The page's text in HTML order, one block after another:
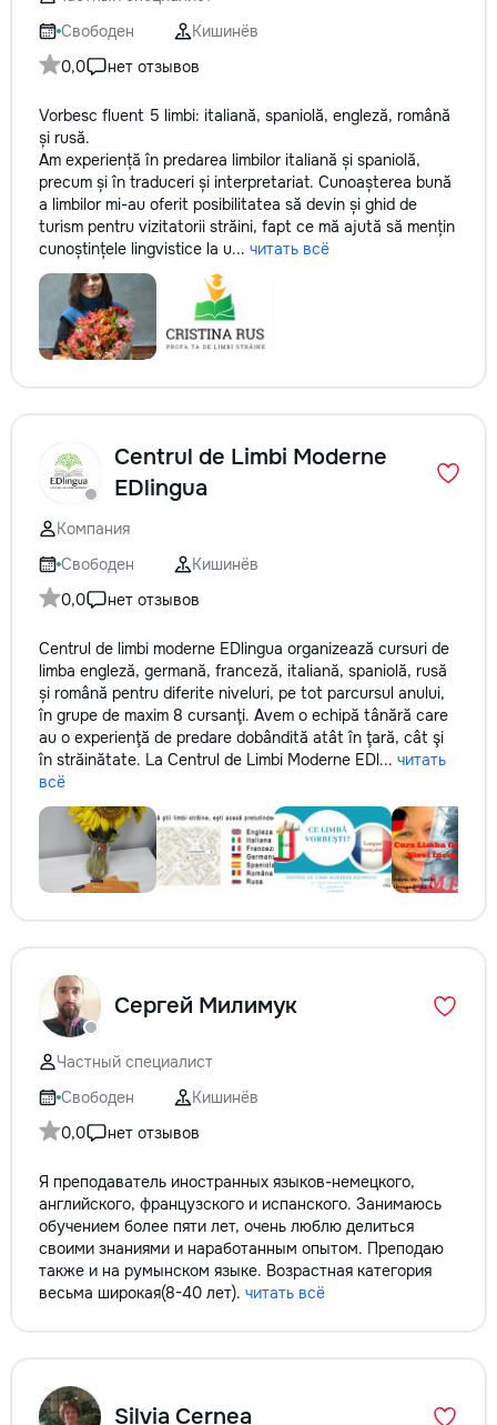
не включается? Не спешите
покупать новую! Спасем ваш
бюджет.
Свободен
Кишинёв
0,0
нет отзывов
Vorbesc fluent 5 limbi: italiană, spaniolă, engleză, română
și rusă.
Am experiență în predarea limbilor italiană și spaniolă,
precum și în traduceri și interpretariat. Cunoașterea bună
a limbilor mi-au oferit posibilitatea să devin și ghid de
turism pentru vizitatorii străini, fapt ce mă ajută să mențin
cunoștințele lingvistice la u... читать всё
Centrul de Limbi Moderne
EDlingua
Компания
Свободен
Кишинёв
0,0
нет отзывов
Centrul de limbi moderne EDlingua organizează cursuri de
limba engleză, germană, franceză, italiană, spaniolă, rusă
și română pentru diferite niveluri, pe tot parcursul anului,
în grupe de maxim 8 cursanţi. Avem o echipă tânără care
au o experienţă de predare dobândită atât în ţară, cât şi
în străinătate. La Centrul de Limbi Moderne EDl... читать
всё
Сергей Милимук
Частный специалист
Свободен
Кишинёв
0,0
нет отзывов
Я преподаватель иностранных языков-немецкого,
английского, французского и испанского. Занимаюсь
обучением более пяти лет, очень люблю делиться
своими знаниями и наработанным опытом. Преподаю
также и на румынском языке. Возрастная категория
весьма широкая(8-40 лет). читать всё
Silvia Cernea